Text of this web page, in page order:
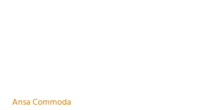
Ansa Commoda